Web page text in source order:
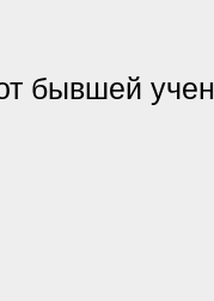
фотографии